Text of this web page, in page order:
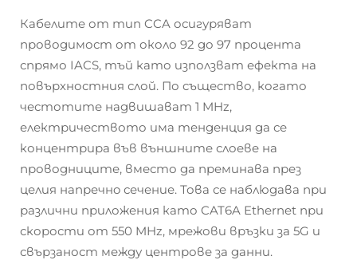
Кабелите от тип CCA осигуряват
проводимост от около 92 до 97 процента
спрямо IACS, тъй като използват ефекта на
повърхностния слой. По същество, когато
честотите надвишават 1 MHz,
електричеството има тенденция да се
концентрира във външните слоеве на
проводниците, вместо да преминава през
целия напречнo сечение. Това се наблюдава при
различни приложения като CAT6A Ethernet при
скорости от 550 MHz, мрежови връзки за 5G и
свързаност между центрове за данни.